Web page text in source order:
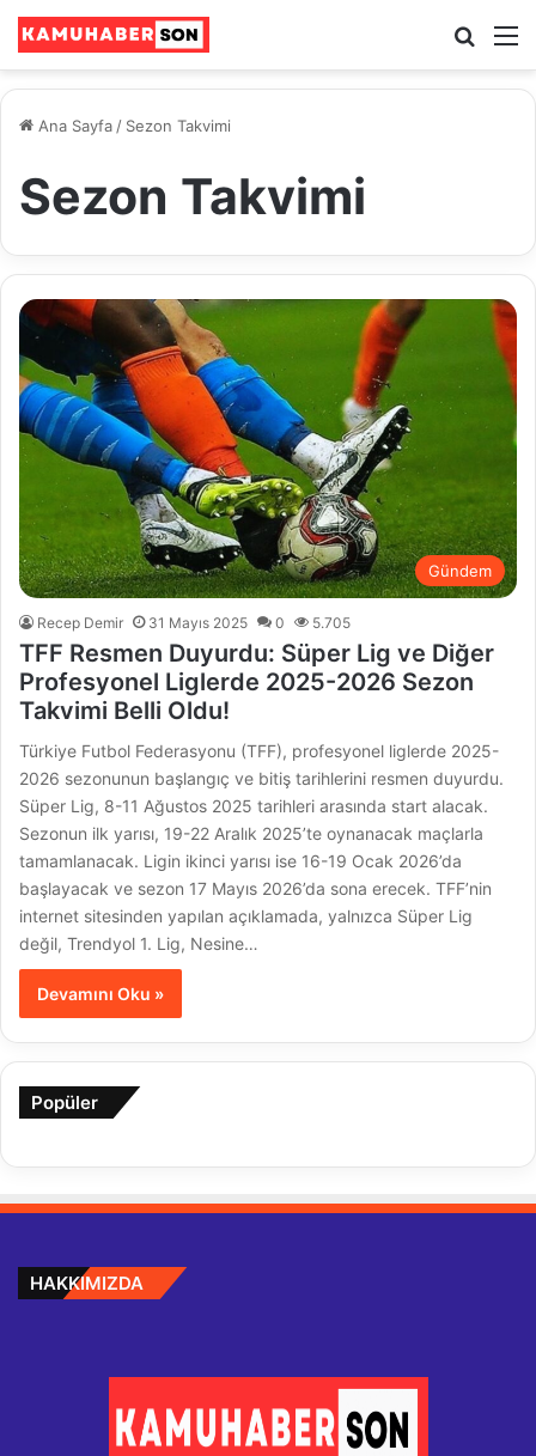
Ara
Ana Sayfa / Sezon Takvimi
Sezon Takvimi
Gündem
Recep Demir 31 Mayıs 2025 0 5.705
TFF Resmen Duyurdu: Süper Lig ve Diğer
Profesyonel Liglerde 2025-2026 Sezon
Takvimi Belli Oldu!
Türkiye Futbol Federasyonu (TFF), profesyonel liglerde 2025-
2026 sezonunun başlangıç ve bitiş tarihlerini resmen duyurdu.
Süper Lig, 8-11 Ağustos 2025 tarihleri arasında start alacak.
Sezonun ilk yarısı, 19-22 Aralık 2025’te oynanacak maçlarla
tamamlanacak. Ligin ikinci yarısı ise 16-19 Ocak 2026’da
başlayacak ve sezon 17 Mayıs 2026’da sona erecek. TFF’nin
internet sitesinden yapılan açıklamada, yalnızca Süper Lig
değil, Trendyol 1. Lig, Nesine…
Devamını Oku »
Popüler
HAKKIMIZDA